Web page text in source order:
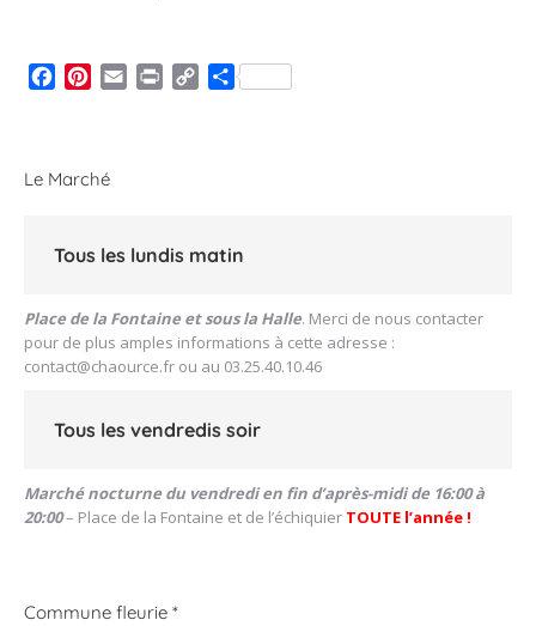
Facebook
Pinterest
Email Print
CopyPartager
Le Marché
Tous les lundis matin
Place de la Fontaine et sous la Halle. Merci de nous contacter
pour de plus amples informations à cette adresse :
contact@chaource.fr ou au 03.25.40.10.46
Tous les vendredis soir
Marché nocturne du vendredi en fin d’après-midi de 16:00 à
20:00– Place de la Fontaine et de l’échiquier TOUTE l’année !
Commune fleurie *